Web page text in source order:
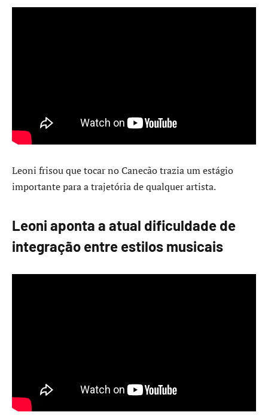
Leoni frisou que tocar no Canecão trazia um estágio
importante para a trajetória de qualquer artista.
Leoni aponta a atual dificuldade de
integração entre estilos musicais